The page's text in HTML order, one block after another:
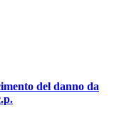
del danno da